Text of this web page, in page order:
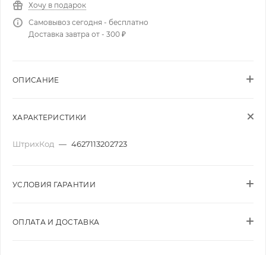
Хочу в подарок
Самовывоз сегодня - бесплатно
Доставка завтра от - 300 ₽
ОПИСАНИЕ
ХАРАКТЕРИСТИКИ
ШтрихКод — 4627113202723
УСЛОВИЯ ГАРАНТИИ
ОПЛАТА И ДОСТАВКА